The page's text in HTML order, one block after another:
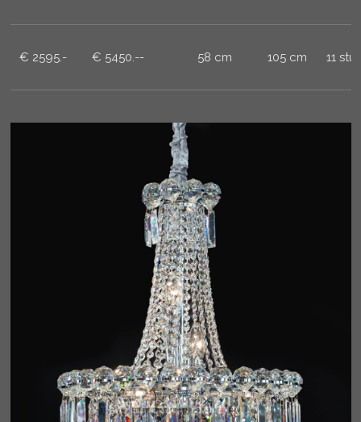
€ 2595.- € 5450.-- 58 cm 105 cm 11